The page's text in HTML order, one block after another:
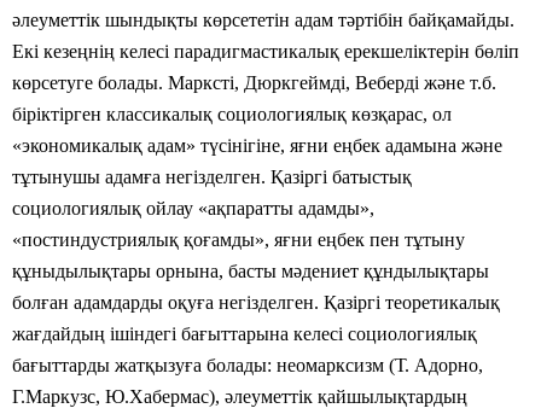
әлеуметтік шындықты көрсететін адам тәртібін байқамайды.
Екі кезеңнің келесі парадигмастикалық ерекшеліктерін бөліп
көрсетуге болады. Марксті, Дюркгеймді, Веберді және т.б.
біріктірген классикалық социологиялық көзқарас, ол
«экономикалық адам» түсінігіне, яғни еңбек адамына және
тұтынушы адамға негізделген. Қазіргі батыстық
социологиялық ойлау «ақпаратты адамды»,
«постиндустриялық қоғамды», яғни еңбек пен тұтыну
құныдылықтары орнына, басты мәдениет құндылықтары
болған адамдарды оқуға негізделген. Қазіргі теоретикалық
жағдайдың ішіндегі бағыттарына келесі социологиялық
бағыттарды жатқызуға болады: неомарксизм (Т. Адорно,
Г.Маркузс, Ю.Хабермас), әлеуметтік қайшылықтардың